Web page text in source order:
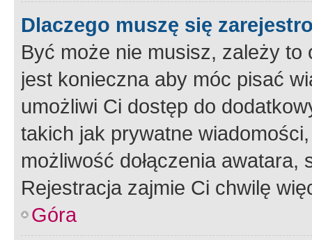
Dlaczego muszę się
Być może nie musisz, zależy
jest konieczna aby móc pisać
umożliwi Ci dostęp do
takich jak prywatne
możliwość dołączenia
Rejestracja zajmie Ci chwilę
Góra